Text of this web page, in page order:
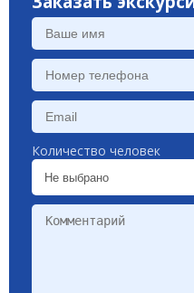
Количество человек